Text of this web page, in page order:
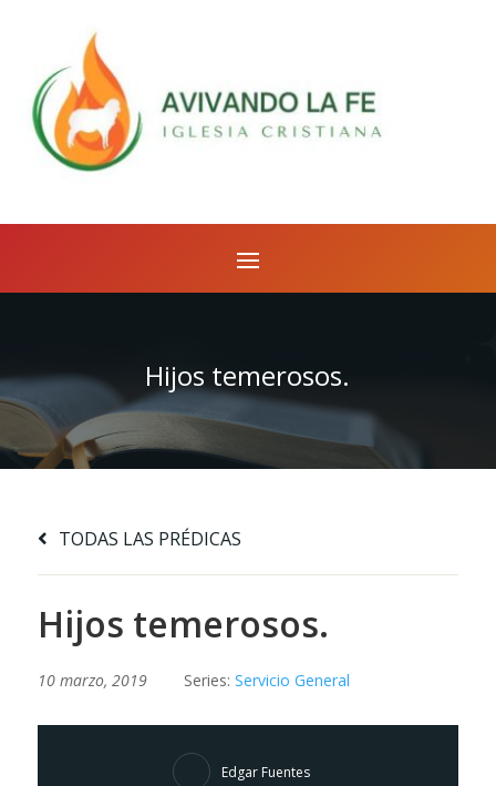
Hijos temerosos.
TODAS LAS PRÉDICAS
Hijos temerosos.
10 marzo, 2019 Series: Servicio General
Edgar Fuentes